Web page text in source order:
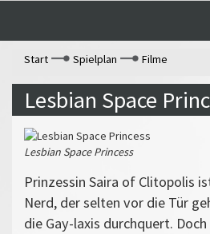
Start
Spielplan Filme
Lesbian Space
Lesbian Space Princess
Prinzessin Saira of Clitopolis
Nerd, der selten vor die Tür
die Gay-laxis durchquert.